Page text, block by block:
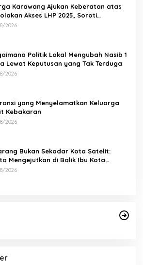
Karawang Ajukan Keberatan atas
Akses LHP 2025, Soroti
Informasi Publik
2026
Politik Lokal Mengubah Nasib 1
Lewat Keputusan yang Tak Terduga
2026
yang Menyelamatkan Keluarga
Kebakaran
2026
Bukan Sekadar Kota Satelit:
Mengejutkan di Balik Ibu Kota
Jawa…
2026